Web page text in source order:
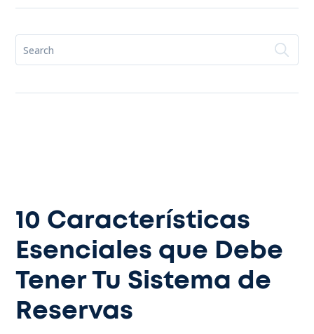
10 Características
Esenciales que Debe
Tener Tu Sistema de
Reservas